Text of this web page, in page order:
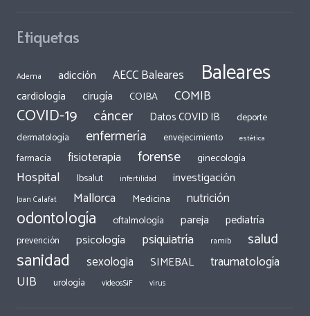
Etiquetas
Adema adicción AECC Baleares Baleares
cardiología cirugía COIBA COMIB
COVID-19 cáncer Datos COVID IB
deporte
dermatología
enfermería envejecimiento estética
farmacia fisioterapia forense ginecología
Hospital Ibsalut infertilidad investigación
Joan Calafat Mallorca Medicina nutrición
odontología oftalmología pareja pediatría
prevención psicología psiquiatría ramib salud
sanidad sexologia SIMEBAL traumatología
UIB urología videosSiF virus